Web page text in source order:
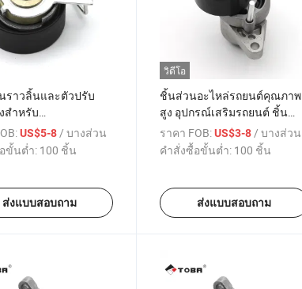
ราวลิ้นและตัวปรับ
สำหรับ
Berlingo/C2/C3I/II/Nemo/Saxo/XSARA
9642929880
US$5-8/ บางส่วน
ขั้นต่ำ: 100 ชิ้น
ส่งแบบสอบถาม
วิดีโอ
ชิ้นส่วนอะไหล่รถยนต์คุณภาพ
สูง อุปกรณ์เสริมรถยนต์ ชิ้น
ส่วนเครื่องยนต์ สายพานร่องวี
และตัวตึง OEM 7700102872
สสัน
ราคา FOB: US$3-8/ บางส่วน
คำสั่งซื้อขั้นต่ำ: 100 ชิ้น
ส่งแบบสอบถาม